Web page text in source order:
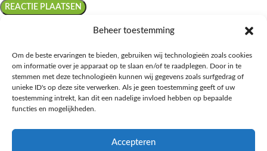
Beheer toestemming
Om de beste ervaringen te bieden, gebruiken wij technologieën zoals cookies
om informatie over je apparaat op te slaan en/of te raadplegen. Door in te
stemmen met deze technologieën kunnen wij gegevens zoals surfgedrag of
unieke ID's op deze site verwerken. Als je geen toestemming geeft of uw
toestemming intrekt, kan dit een nadelige invloed hebben op bepaalde
functies en mogelijkheden.
Accepteren
Ontdek de beste keto-vriendelijke keuzes van Albert Heijn, verrijk je
kennis met onze diepgaande blogs over het keto-dieet, en deel jouw
favoriete keto recepten in onze bruisende online gemeenschap!